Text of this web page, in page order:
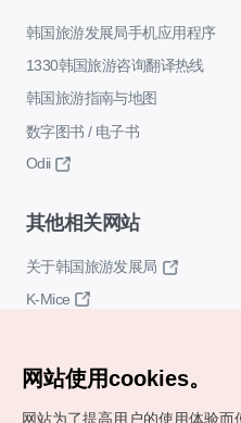
韩国旅游发展局手机应用程序
1330韩国旅游咨询翻译热线
韩国旅游指南与地图
数字图书 / 电子书
Odii
其他相关网站
关于韩国旅游发展局
K-Mice
网站使用cookies。
网站为了提高用户的使用体验而